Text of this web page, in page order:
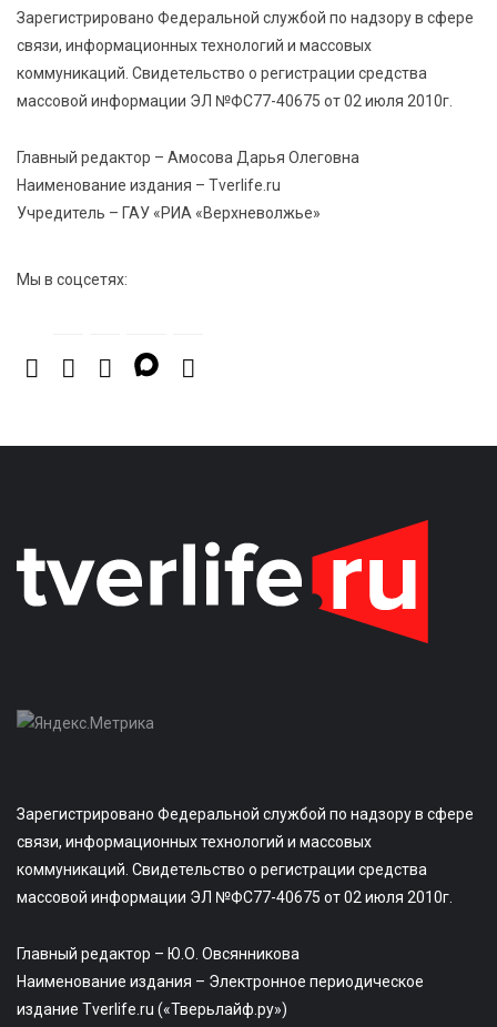
7 Авг 2026 22:32 383
Сотрудники УФСИН по Тверской области
поддержали Всероссийскую акцию ко Дню
Зарегистрировано Федеральной службой по надзору в сфере
связи, информационных технологий и массовых
коммуникаций. Свидетельство о регистрации средства
массовой информации ЭЛ №ФС77-40675 от 02 июля 2010г.
Главный редактор – Амосова Дарья Олеговна
Наименование издания – Tverlife.ru
Учредитель – ГАУ «РИА «Верхневолжье»
Мы в соцсетях:
Зарегистрировано Федеральной службой по надзору в сфере
связи, информационных технологий и массовых
коммуникаций. Свидетельство о регистрации средства
массовой информации ЭЛ №ФС77-40675 от 02 июля 2010г.
Главный редактор – Ю.О. Овсянникова
Наименование издания – Электронное периодическое
издание Tverlife.ru («Тверьлайф.ру»)